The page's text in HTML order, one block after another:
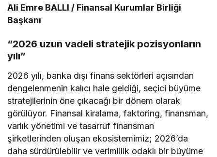
Ali Emre BALLI / Finansal Kurumlar Birliği
Başkanı
“2026 uzun vadeli stratejik pozisyonların
yılı”
2026 yılı, banka dışı finans sektörleri açısından
dengelenmenin kalıcı hale geldiği, seçici büyüme
stratejilerinin öne çıkacağı bir dönem olarak
görülüyor. Finansal kiralama, faktoring, finansman,
varlık yönetimi ve tasarruf finansman
şirketlerinden oluşan ekosistemimiz; 2026’da
daha sürdürülebilir ve verimlilik odaklı bir büyüme